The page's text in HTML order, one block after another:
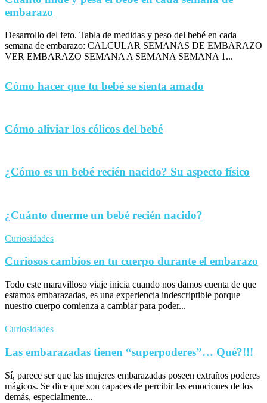
embarazo
Desarrollo del feto. Tabla de medidas y peso del bebé en cada
semana de embarazo: CALCULAR SEMANAS DE EMBARAZO
VER EMBARAZO SEMANA A SEMANA SEMANA 1...
Cómo hacer que tu bebé se sienta amado
Cómo aliviar los cólicos del bebé
¿Cómo es un bebé recién nacido? Su aspecto físico
¿Cuánto duerme un bebé recién nacido?
Curiosidades
Curiosos cambios en tu cuerpo durante el embarazo
Todo este maravilloso viaje inicia cuando nos damos cuenta de que
estamos embarazadas, es una experiencia indescriptible porque
nuestro cuerpo comienza a cambiar para poder...
Curiosidades
Las embarazadas tienen “superpoderes”… Qué?!!!
Sí, parece ser que las mujeres embarazadas poseen extraños poderes
mágicos. Se dice que son capaces de percibir las emociones de los
demás, especialmente...